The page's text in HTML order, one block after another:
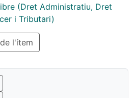
and democratic systems .
government and
enforcement systems
Cabe consecration
to the needs of the
diametrically opposed to
to the offenses
(Dret Administratiu, Dret
i Tributari)
l'ítem